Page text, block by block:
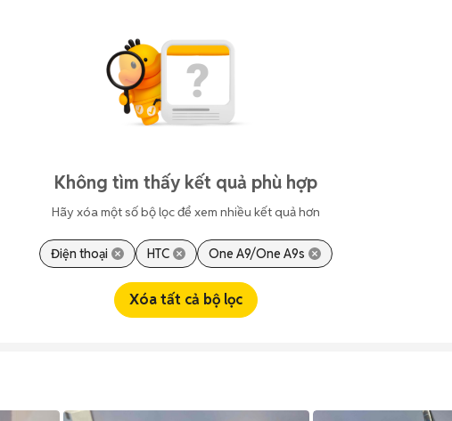
Không tìm thấy kết quả phù hợp
Hãy xóa một số bộ lọc để xem nhiều kết quả hơn
Điện thoại HTC One A9/One A9s
Xóa tất cả bộ lọc